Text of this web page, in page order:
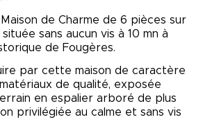
de Charme de 6 pièces sur
située sans aucun vis à 10 mn à
de Fougères.
par cette maison de caractère
de qualité, exposée
en espalier arboré de plus
privilégiée au calme et sans vis